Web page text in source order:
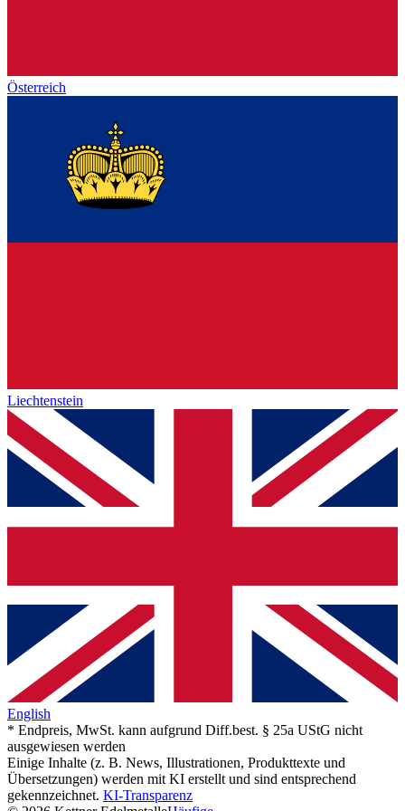
Österreich
Liechtenstein
English
* Endpreis, MwSt. kann aufgrund Diff.best. § 25a UStG nicht
ausgewiesen werden
Einige Inhalte (z. B. News, Illustrationen, Produkttexte und
Übersetzungen) werden mit KI erstellt und sind entsprechend
gekennzeichnet. KI-Transparenz